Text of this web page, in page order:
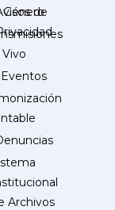
de
Género
Eventos
Archivos